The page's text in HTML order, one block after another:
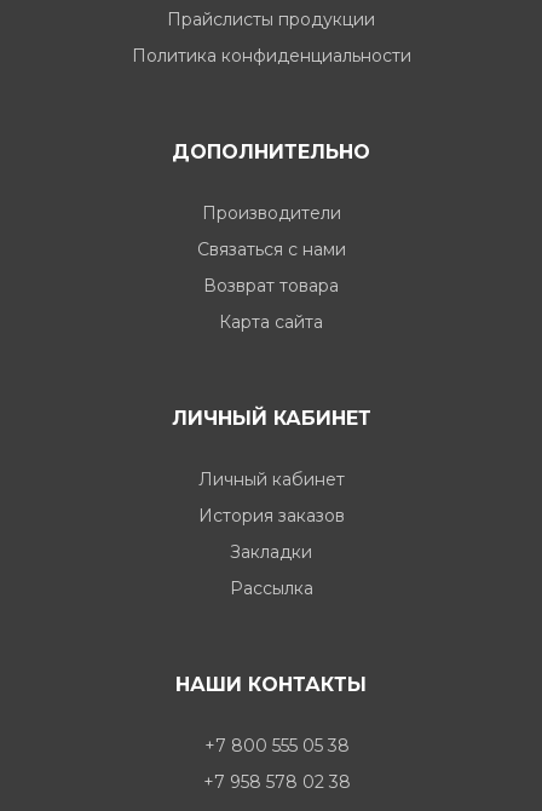
Прайслисты продукции
Политика конфиденциальности
ДОПОЛНИТЕЛЬНО
Производители
Связаться с нами
Возврат товара
Карта сайта
ЛИЧНЫЙ КАБИНЕТ
Личный кабинет
История заказов
Закладки
Рассылка
НАШИ КОНТАКТЫ
+7 800 555 05 38
+7 958 578 02 38